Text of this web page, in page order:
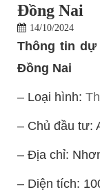
Đồng Nai
14/10/2024
Thông tin dự
Đồng Nai
– Loại hình:
– Chủ đầu tư:
– Địa chỉ:
– Diện tích: